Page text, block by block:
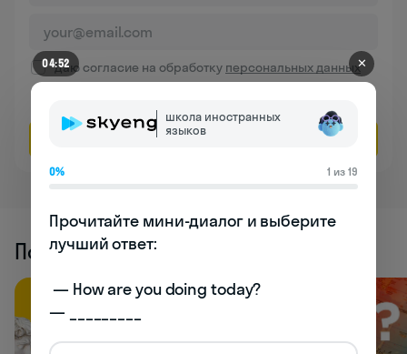
Даю согласие на обработку персональных данных
Оставить заявку
Похожие статьи
04:52 ✕
школа иностранных
языков
0% 1 из 19
Прочитайте мини-диалог и выберите
лучший ответ:
— _________